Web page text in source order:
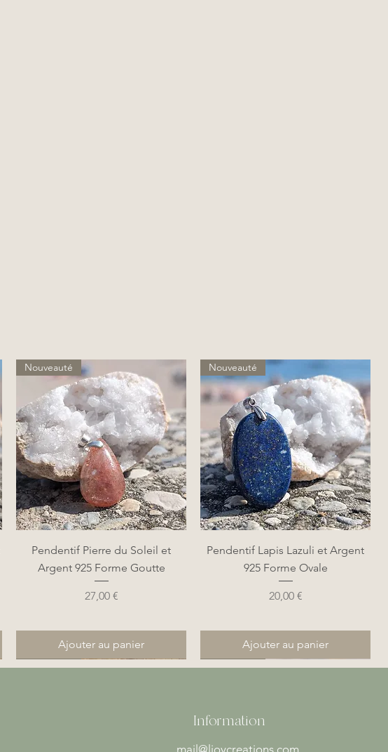
Aperçu rapide
Nouveauté
Pendentif Pierre du Soleil et
Argent 925 Forme Goutte
Prix
27,00 €
Ajouter au panier
Aperçu rapide
Nouveauté
Pendentif Lapis Lazuli et Argent
925 Forme Ovale
Prix
20,00 €
Ajouter au panier
Nouveauté Nouveauté
Nouveauté Nouveauté
Information